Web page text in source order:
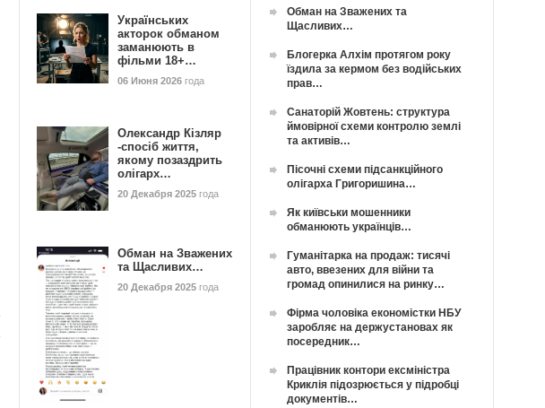
Українських
акторок обманом
заманюють в
фільми 18+…
06 Июня 2026 года
Олександр Кізляр
-спосіб життя,
якому позаздрить
олігарх…
20 Декабря 2025 года
Обман на Зважених
та Щасливих…
20 Декабря 2025 года
Обман на Зважених та
Щасливих…
Блогерка Алхім протягом року
їздила за кермом без водійських
прав…
Санаторій Жовтень: структура
ймовірної схеми контролю землі
та активів…
Пісочні схеми підсанкційного
олігарха Григоришина…
Як київськи мошенники
обманюють українців…
Гуманітарка на продаж: тисячі
авто, ввезених для війни та
громад опинилися на ринку…
Фірма чоловіка економістки НБУ
заробляє на держустановах як
посередник…
Працівник контори ексміністра
Криклія підозрюється у підробці
документів…